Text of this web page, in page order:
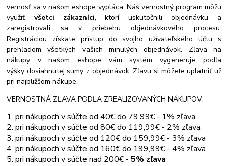
vernosť sa v našom eshope vypláca. Náš vernostný program môžu
využiť všetci zákazníci, ktorí uskutočnili objednávku a
zaregistrovali sa v priebehu objednávkového procesu.
Registráciou získate prístup do svojho užívateľského účtu s
prehľadom všetkých vašich minulých objednávok. Zľava na
nákupy v našom eshope vám systém vygeneruje podľa
výšky dosiahnutej sumy z objednávok. Zľavu si môžete uplatniť už
pri najbližšom nákupe.
VERNOSTNÁ ZĽAVA PODĽA ZREALIZOVANÝCH NÁKUPOV:
1. pri nákupoch v súčte od 40€ do 79,99€ - 1% zľava
2. pri nákupoch v súčte od 80€ do 119,99€ - 2% zľava
3. pri nákupoch v súčte od 120€ do 159,99€ - 3% zľava
4. pri nákupoch v súčte od 160€ do 199,99€ - 4% zľava
5. pri nákupoch v súčte nad 200€ -5% zľava